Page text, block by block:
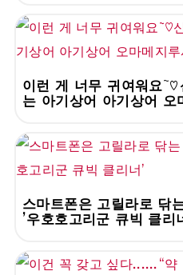
이런 게 너무 귀여워요
는 아기상어 아기상어 오
스마트폰은 고릴라로 닦
'우호호고리군 큐빅 클리